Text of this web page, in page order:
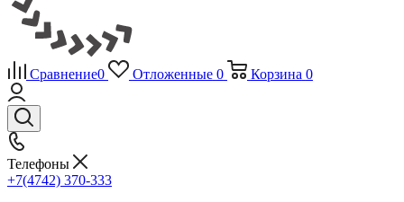
Сравнение0 Отложенные 0 Корзина 0
Телефоны
+7(4742) 370-333